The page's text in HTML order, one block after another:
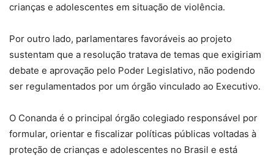
crianças e adolescentes em situação de violência.
Por outro lado, parlamentares favoráveis ao projeto
sustentam que a resolução tratava de temas que exigiriam
debate e aprovação pelo Poder Legislativo, não podendo
ser regulamentados por um órgão vinculado ao Executivo.
O Conanda é o principal órgão colegiado responsável por
formular, orientar e fiscalizar políticas públicas voltadas à
proteção de crianças e adolescentes no Brasil e está